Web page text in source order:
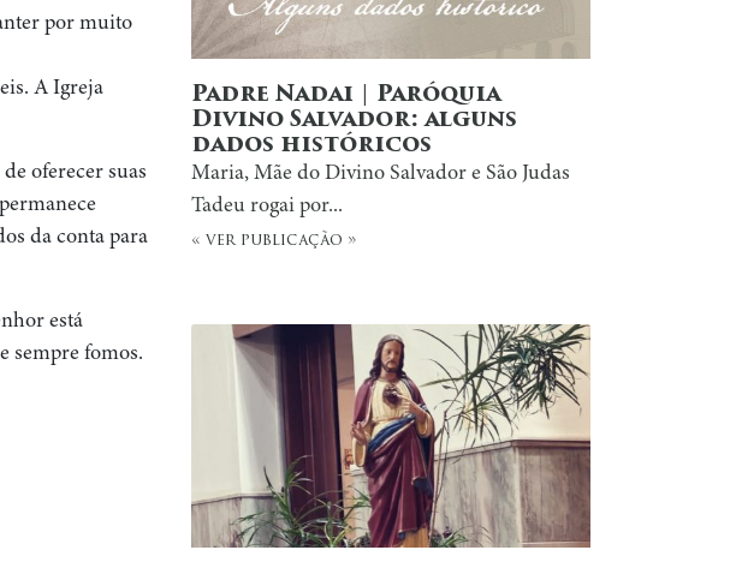
por muito
A Igreja
oferecer suas
da conta para
está
sempre fomos.
Padre Nadai | Paróquia
Divino Salvador: alguns
dados históricos
Maria, Mãe do Divino Salvador e São Judas
Tadeu rogai por...
« ver publicação »